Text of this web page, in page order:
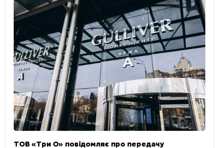
ТОВ «Три О» повідомляє про передачу